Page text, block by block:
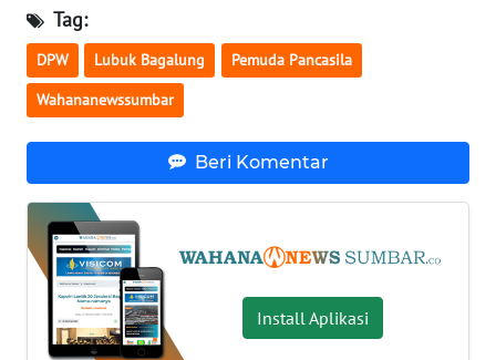
Tag:
DPW Lubuk Bagalung Pemuda Pancasila
Wahananewssumbar
Beri Komentar
Install Aplikasi
WN
NUSANTARA
WN
JATIM
WN
BALI